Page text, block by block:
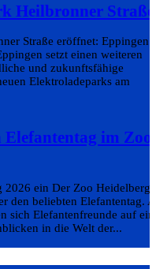
Heilbronner Straße
Straße eröffnet: Eppingen
setzt einen weiteren
und zukunftsfähige
Elektroladeparks am
im Zoo
2026 ein Der Zoo Heidelberg
den beliebten Elefantentag.
sich Elefantenfreunde auf
in die Welt der...